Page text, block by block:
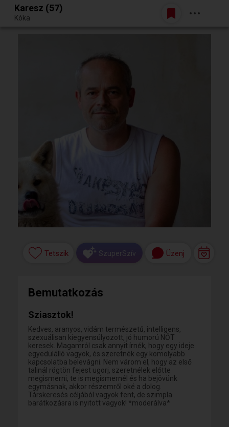
Egy jó randiból bármi lehet.
Belépés
Karesz (57)
Kóka
Tetszik SzuperSzív Üzenj
Bemutatkozás
Sziasztok!
Kedves, aranyos, vidám természetű, intelligens,
szexuálisan kiegyensúlyozott, jó humorú NŐT
keresek. Magamról csak annyit írnék, hogy egy ideje
egyedülálló vagyok, és szeretnék egy komolyabb
kapcsolatba belevágni. Nem várom el, hogy az első
talinál rögtön fejest ugorj, szeretnélek előtte
megismerni, te is megismernél és ha bejövünk
egymásnak, akkor részemről oké a dolog.
Társkeresés céljából vagyok fent, de szimpla
barátkozásra is nyitott vagyok! *moderálva*